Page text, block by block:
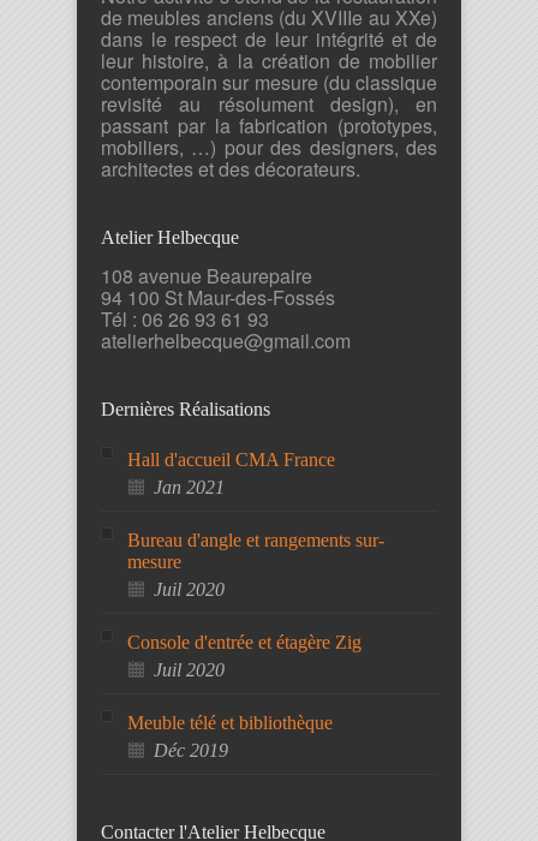
de meubles anciens (du XVIIIe au XXe)
dans le respect de leur intégrité et de
leur histoire, à la création de mobilier
contemporain sur mesure (du classique
revisité au résolument design), en
passant par la fabrication (prototypes,
mobiliers, …) pour des designers, des
architectes et des décorateurs.
Atelier Helbecque
108 avenue Beaurepaire
94 100 St Maur-des-Fossés
Tél : 06 26 93 61 93
atelierhelbecque@gmail.com
Dernières Réalisations
Hall d'accueil CMA France
Jan 2021
Bureau d'angle et rangements sur-
mesure
Juil 2020
Console d'entrée et étagère Zig
Juil 2020
Meuble télé et bibliothèque
Déc 2019
Contacter l'Atelier Helbecque